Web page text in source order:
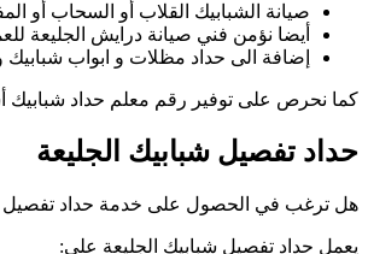
صيانة الشبابيك القلاب أو السحاب أو
أيضا نؤمن فني صيانة درايش الجليعة
إضافة الى حداد مظلات و ابواب شبابيك
كما نحرص على توفير رقم معلم حداد شبابيك
حداد تفصيل شبابيك الجليعة
هل ترغب في الحصول على خدمة حداد تفصيل
يعمل حداد تفصيل شبابيك الجليعة على: